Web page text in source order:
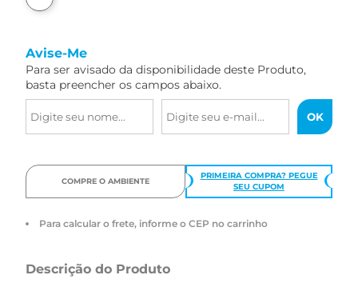
Avise-Me
Para ser avisado da disponibilidade deste Produto,
basta preencher os campos abaixo.
COMPRE O AMBIENTE
PRIMEIRA COMPRA? PEGUE
SEU CUPOM
Para calcular o frete, informe o CEP no carrinho
Descrição do Produto